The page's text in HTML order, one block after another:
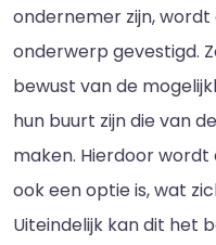
ondernemer zijn,
onderwerp gevestigd.
bewust van de
hun buurt zijn die van
maken. Hierdoor
ook een optie is, wat
Uiteindelijk kan dit het